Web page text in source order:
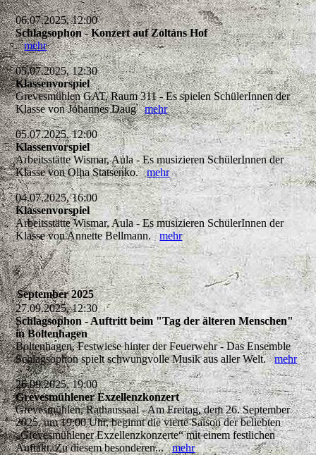
06.07.2025, 12:00
Schlagsophon - Konzert auf Zoltáns Hof
mehr
05.07.2025, 12:30
Klassenvorspiel
Grevesmühlen GAT, Raum 311 - Es spielen SchülerInnen der
Klasse von Johannes Daugmehr
05.07.2025, 12:00
Klassenvorspiel
Arbeitsstätte Wismar, Aula - Es musizieren SchülerInnen der
Klasse von Olha Statsenko.mehr
04.07.2025, 16:00
Klassenvorspiel
Arbeitsstätte Wismar, Aula - Es musizieren SchülerInnen der
Klasse von Annette Bellmann.mehr
September 2025
27.09.2025, 12:30
Schlagsophon - Auftritt beim "Tag der älteren Menschen"
in Boltenhagen
Boltenhagen, Festwiese hinter der Feuerwehr - Das Ensemble
Schlagsophon spielt schwungvolle Musik aus aller Welt.mehr
26.09.2025, 19:00
Grevesmühlener Exzellenzkonzert
Grevesmühlen, Rathaussaal - Am Freitag, dem 26. September
2025, um 19:00 Uhr, beginnt die vierte Saison der beliebten
„Grevesmühlener Exzellenzkonzerte“ mit einem festlichen
Auftakt. Zu diesem besonderen...mehr